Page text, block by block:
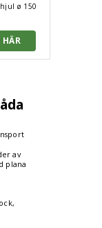
ø 150
av
plana